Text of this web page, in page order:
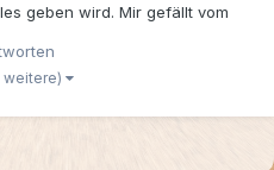
geben wird. Mir gefällt vom
aussehen wenn die
am Krümmer aus Carbo...
weitere)